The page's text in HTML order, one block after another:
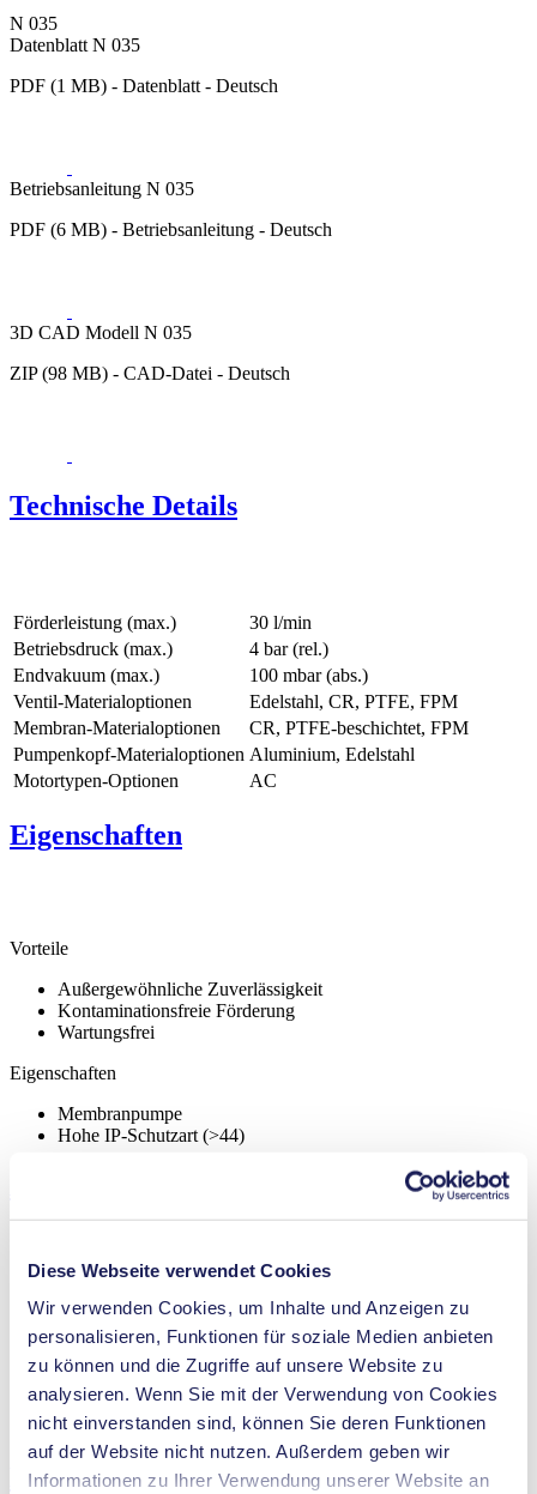
Diese Webseite verwendet Cookies
Wir verwenden Cookies, um Inhalte und Anzeigen zu
personalisieren, Funktionen für soziale Medien anbieten
zu können und die Zugriffe auf unsere Website zu
analysieren. Wenn Sie mit der Verwendung von Cookies
nicht einverstanden sind, können Sie deren Funktionen
auf der Website nicht nutzen. Außerdem geben wir
Informationen zu Ihrer Verwendung unserer Website an
N 035
Datenblatt N 035
PDF (1 MB) - Datenblatt - Deutsch
Betriebsanleitung N 035
PDF (6 MB) - Betriebsanleitung - Deutsch
3D CAD Modell N 035
ZIP (98 MB) - CAD-Datei - Deutsch
Technische Details
Förderleistung (max.)
30 l/min
Betriebsdruck (max.)
4 bar (rel.)
Endvakuum (max.)
100 mbar (abs.)
Ventil-Materialoptionen
Edelstahl, CR, PTFE, FPM
Membran-Materialoptionen
CR, PTFE-beschichtet, FPM
Pumpenkopf‑Materialoptionen Aluminium, Edelstahl
Motortypen-Optionen
AC
Eigenschaften
Vorteile
Außergewöhnliche Zuverlässigkeit
Kontaminationsfreie Förderung
Wartungsfrei
Eigenschaften
Membranpumpe
Hohe IP-Schutzart (>44)
Medizintechnik
Instrumentelle Analytik
Chemische Industrie
Klimatechnologie
Gasanalytik
Emissionsüberwachung
Downloads